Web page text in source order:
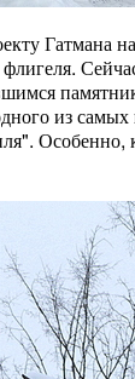
Гатмана
из самых